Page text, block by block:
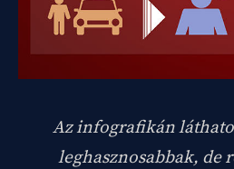
Az infografikán
leghasznosabbak, de